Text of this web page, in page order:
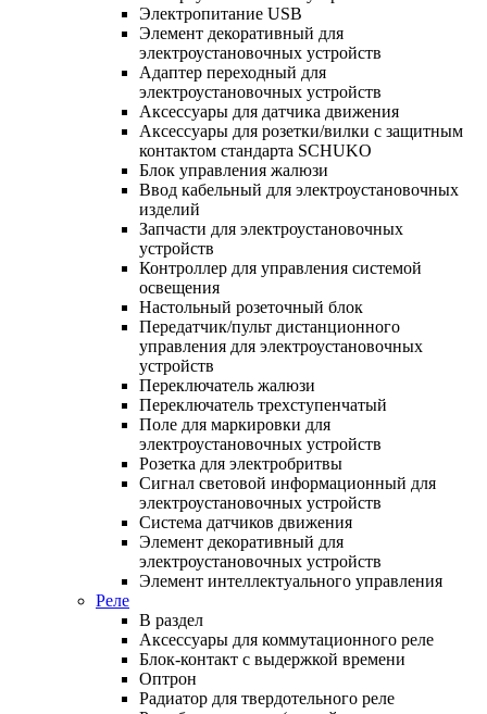
Электропитание USB
Элемент декоративный для
электроустановочных устройств
Адаптер переходный для
электроустановочных устройств
Аксессуары для датчика движения
Аксессуары для розетки/вилки с защитным
контактом стандарта SCHUKO
Блок управления жалюзи
Ввод кабельный для электроустановочных
изделий
Запчасти для электроустановочных
устройств
Контроллер для управления системой
освещения
Настольный розеточный блок
Передатчик/пульт дистанционного
управления для электроустановочных
устройств
Переключатель жалюзи
Переключатель трехступенчатый
Поле для маркировки для
электроустановочных устройств
Розетка для электробритвы
Сигнал световой информационный для
электроустановочных устройств
Система датчиков движения
Элемент декоративный для
электроустановочных устройств
Элемент интеллектуального управления
Реле
В раздел
Аксессуары для коммутационного реле
Блок-контакт с выдержкой времени
Оптрон
Радиатор для твердотельного реле